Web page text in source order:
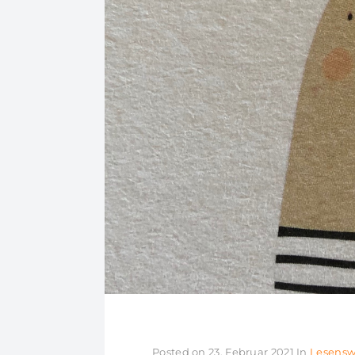
Posted on 23. Februar 2021 In